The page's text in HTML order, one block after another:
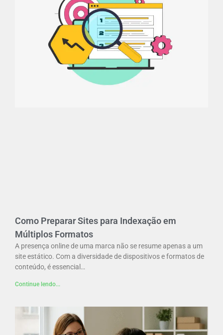
Como Preparar Sites para Indexação em
Múltiplos Formatos
A presença online de uma marca não se resume apenas a um
site estático. Com a diversidade de dispositivos e formatos de
conteúdo, é essencial…
Continue lendo...